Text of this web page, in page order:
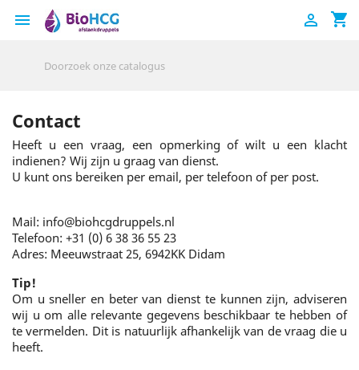
 shopping_cart

Contact
Heeft u een vraag, een opmerking of wilt u een klacht
indienen? Wij zijn u graag van dienst.
U kunt ons bereiken per email, per telefoon of per post.
Mail: info@biohcgdruppels.nl
Telefoon: +31 (0) 6 38 36 55 23
Adres: Meeuwstraat 25, 6942KK Didam
Tip!
Om u sneller en beter van dienst te kunnen zijn, adviseren
wij u om alle relevante gegevens beschikbaar te hebben of
te vermelden. Dit is natuurlijk afhankelijk van de vraag die u
heeft.